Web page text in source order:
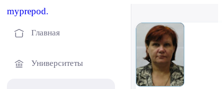
myprepod.
Главная
Университеты